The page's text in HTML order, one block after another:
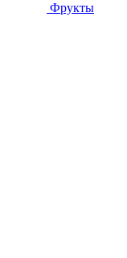
Фрукты